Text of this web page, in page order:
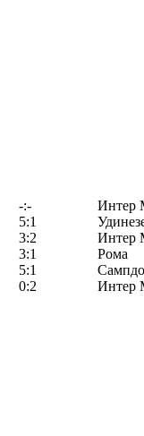
-:-
Интер
5:1
3:2
Интер
3:1
Рома
5:1
0:2
Интер